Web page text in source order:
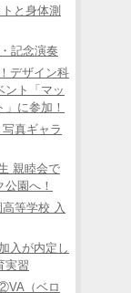
と身体測
記念演奏
デザイン科
ント「マッ
に参加！
真ギャラ
親睦会で
園へ！
等学校 入
入が内定し
実習
（ベロ